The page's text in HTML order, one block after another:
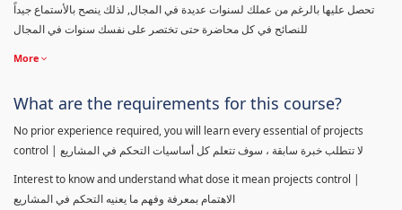
تحصل عليها بالرغم من عملك لسنوات عديدة في المجال, لذلك ينصح بالأستماع جيداً
للنصائح في كل محاضرة حتى تختصر على نفسك سنوات في المجال
More
What are the requirements for this course?
No prior experience required, you will learn every essential of projects
control | لا تتطلب خبرة سابقة ، سوف تتعلم كل أساسيات التحكم في المشاريع
Interest to know and understand what dose it mean projects control |
الاهتمام بمعرفة وفهم ما يعنيه التحكم في المشاريع